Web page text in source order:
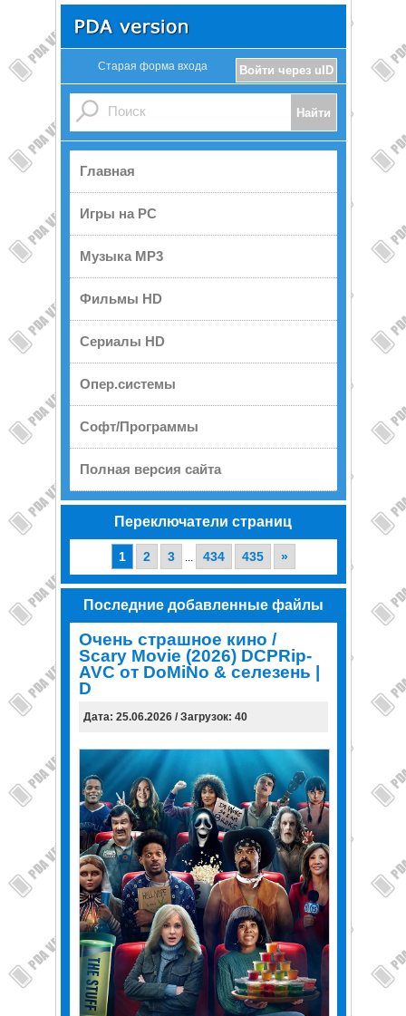
Войти через uID
Старая форма входа
Главная
Игры на PC
Музыка MP3
Фильмы HD
Сериалы HD
Опер.системы
Софт/Программы
Полная версия сайта
Переключатели страниц
1 2 3 ... 434 435 »
Последние добавленные файлы
Очень страшное кино /
Scary Movie (2026) DCPRip-
AVC от DoMiNo & селезень |
D
Дата: 25.06.2026 / Загрузок: 40